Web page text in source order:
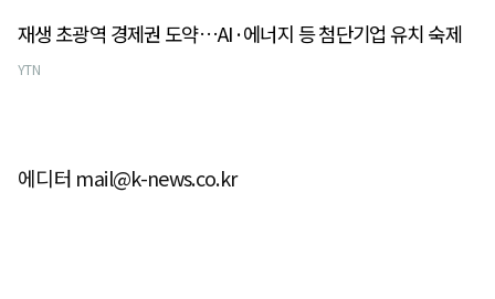
재생 초광역 경제권 도약…AI·에너지 등 첨단기업 유치 숙제
YTN
에디터 mail@k-news.co.kr